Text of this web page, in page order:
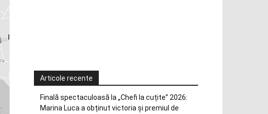
Articole recente
Finală spectaculoasă la „Chefi la cuțite” 2026:
Marina Luca a obținut victoria și premiul de